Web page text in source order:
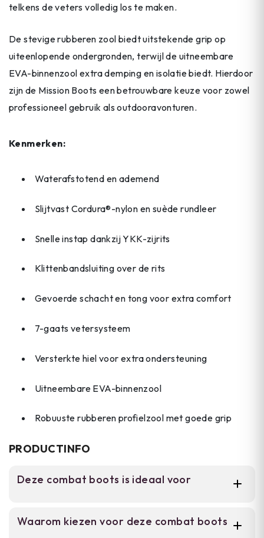
telkens de veters volledig los te maken.
De stevige rubberen zool biedt uitstekende grip op
uiteenlopende ondergronden, terwijl de uitneembare
EVA-binnenzool extra demping en isolatie biedt. Hierdoor
zijn de Mission Boots een betrouwbare keuze voor zowel
professioneel gebruik als outdooravonturen.
Kenmerken:
Waterafstotend en ademend
Slijtvast Cordura®-nylon en suède rundleer
Snelle instap dankzij YKK-zijrits
Klittenbandsluiting over de rits
Gevoerde schacht en tong voor extra comfort
7-gaats vetersysteem
Versterkte hiel voor extra ondersteuning
Uitneembare EVA-binnenzool
Robuuste rubberen profielzool met goede grip
PRODUCTINFO
Deze combat boots is ideaal voor
veel buiten actief zijn. Of je nu trekt, wandelt,
Waarom kiezen voor deze combat boots